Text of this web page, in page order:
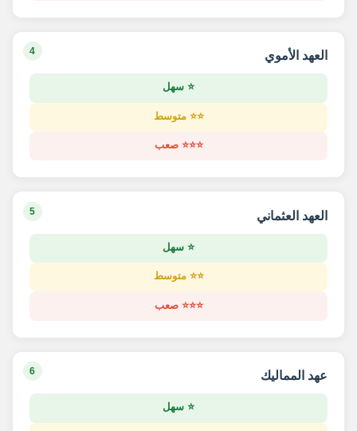
4 العهد الأموي
⭐ سهل
⭐⭐ متوسط
⭐⭐⭐ صعب
5 العهد العثماني
⭐ سهل
⭐⭐ متوسط
⭐⭐⭐ صعب
6 عهد المماليك
⭐ سهل